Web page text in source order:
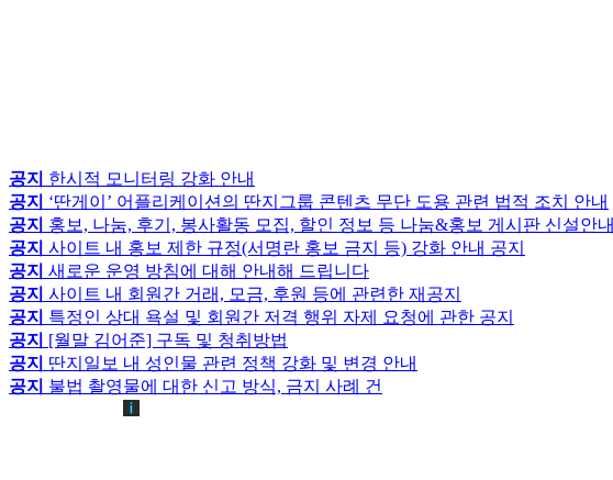
공지 한시적 모니터링 강화 안내
공지 ‘딴게이’ 어플리케이션의 딴지그룹 콘텐츠 무단 도용 관련 법적 조치 안내
공지 홍보, 나눔, 후기, 봉사활동 모집, 할인 정보 등 나눔&홍보 게시판 신설안내
공지 사이트 내 홍보 제한 규정(서명란 홍보 금지 등) 강화 안내 공지
공지 새로운 운영 방침에 대해 안내해 드립니다
공지 사이트 내 회원간 거래, 모금, 후원 등에 관련한 재공지
공지 특정인 상대 욕설 및 회원간 저격 행위 자제 요청에 관한 공지
공지 [월말 김어준] 구독 및 청취방법
공지 딴지일보 내 성인물 관련 정책 강화 및 변경 안내
공지 불법 촬영물에 대한 신고 방식, 금지 사례 건